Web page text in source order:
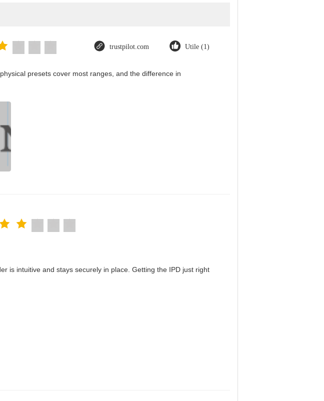
trustpilot.com Utile (1)
presets cover most ranges, and the difference in
is intuitive and stays securely in place. Getting the IPD just right